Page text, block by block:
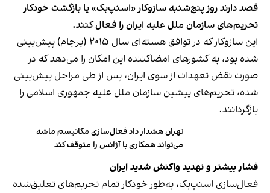
قصد دارند روز پنج‌شنبه سازوکار «اسنپ‌بک» یا بازگشت خودکار
تحریم‌های سازمان ملل علیه ایران را فعال کنند.
این سازوکار که در توافق هسته‌ای سال ۲۰۱۵ (برجام) پیش‌بینی
شده بود، به کشورهای امضاکننده این امکان را می‌دهد که در
صورت نقض تعهدات از سوی ایران، پس از طی مراحل پیش‌بینی‌
شده، تحریم‌های پیشین سازمان ملل علیه جمهوری اسلامی را
بازگردانند.
تهران هشدار داد فعال‌سازی مکانیسم ماشه
می‌تواند همکاری با آژانس را متوقف کند
فشار بیشتر و تهدید واکنش شدید ایران
فعال‌سازی اسنپ‌بک، به‌طور خودکار تمام تحریم‌های تعلیق‌شده